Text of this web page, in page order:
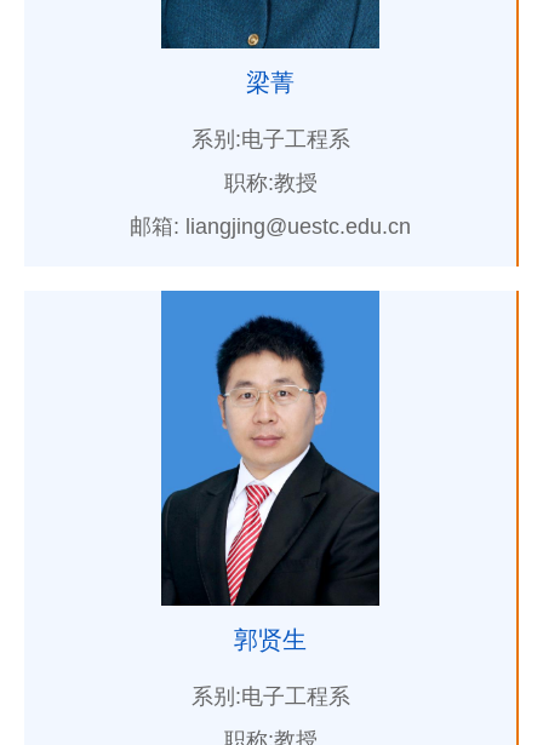
梁菁
系别:电子工程系
职称:教授
邮箱: liangjing@uestc.edu.cn
郭贤生
系别:电子工程系
职称:教授